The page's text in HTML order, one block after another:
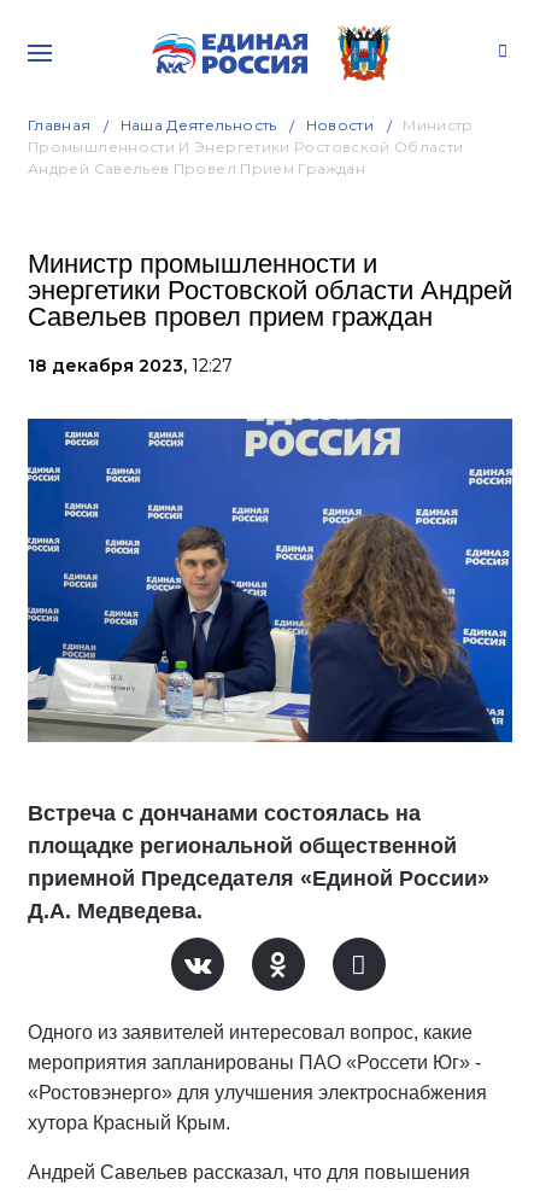
Главная Наша Деятельность Новости
Министр
Промышленности И Энергетики Ростовской Области
Андрей Савельев Провел Прием Граждан
Министр промышленности и
энергетики Ростовской области Андрей
Савельев провел прием граждан
18 декабря 2023, 12:27
Встреча с дончанами состоялась на
площадке региональной общественной
приемной Председателя «Единой России»
Д.А. Медведева.
Одного из заявителей интересовал вопрос, какие
мероприятия запланированы ПАО «Россети Юг» -
«Ростовэнерго» для улучшения электроснабжения
хутора Красный Крым.
Андрей Савельев рассказал, что для повышения